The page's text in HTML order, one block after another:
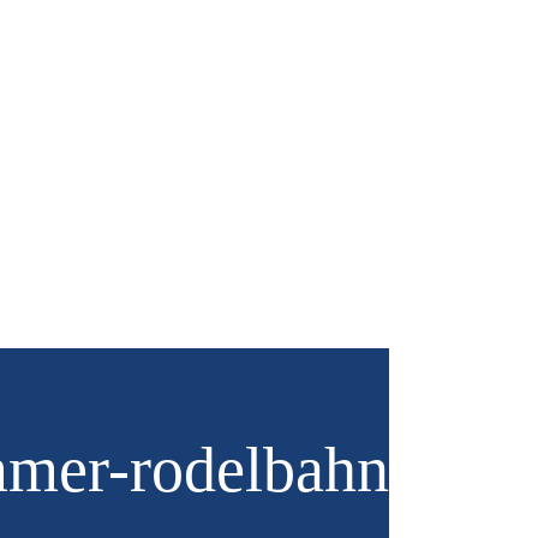
rodelbahn